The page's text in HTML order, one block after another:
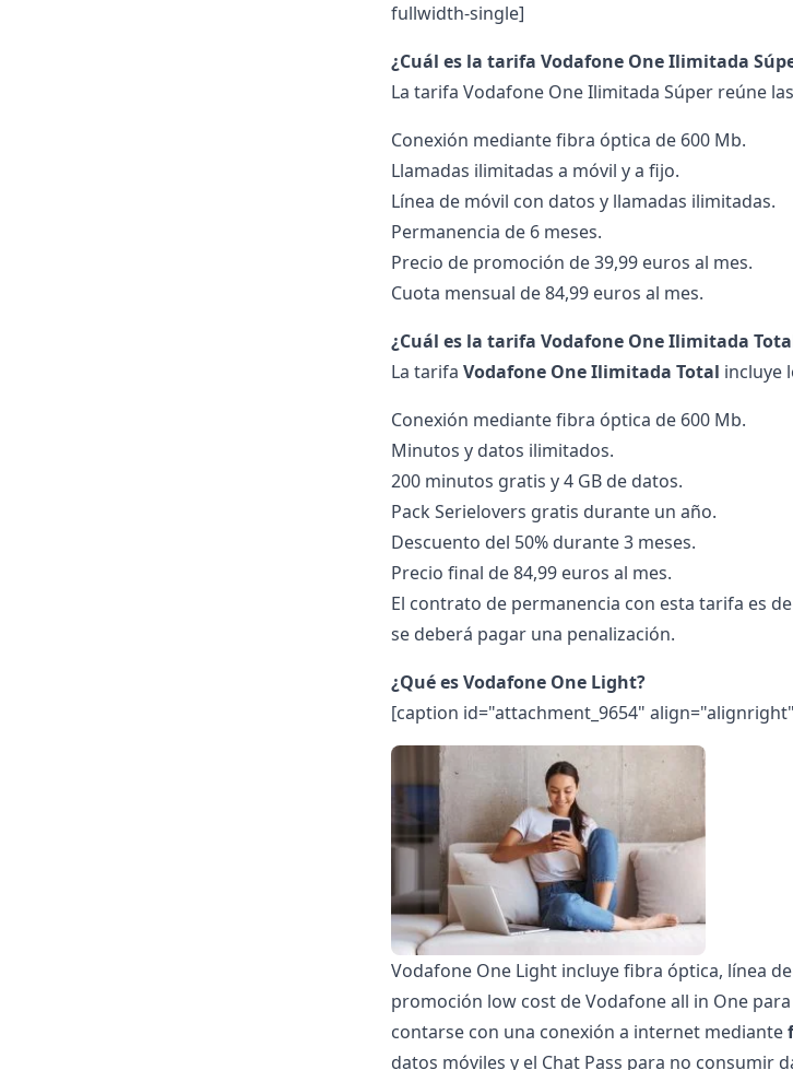
fullwidth-single]
¿Cuál es la tarifa Vodafone One Ilimitada
La tarifa Vodafone One Ilimitada Súper reúne
Conexión mediante fibra óptica de 600 Mb.
Llamadas ilimitadas a móvil y a fijo.
Línea de móvil con datos y llamadas ilimitadas.
Permanencia de 6 meses.
Precio de promoción de 39,99 euros al mes.
Cuota mensual de 84,99 euros al mes.
¿Cuál es la tarifa Vodafone One Ilimitada
La tarifa Vodafone One Ilimitada Total incluye
Conexión mediante fibra óptica de 600 Mb.
Minutos y datos ilimitados.
200 minutos gratis y 4 GB de datos.
Pack Serielovers gratis durante un año.
Descuento del 50% durante 3 meses.
Precio final de 84,99 euros al mes.
El contrato de permanencia con esta tarifa es
se deberá pagar una penalización.
¿Qué es Vodafone One Light?
[caption id="attachment_9654"
Vodafone One Light incluye fibra óptica, línea
promoción low cost de Vodafone all in One
contarse con una conexión a internet mediante
datos móviles y el Chat Pass para no consumir